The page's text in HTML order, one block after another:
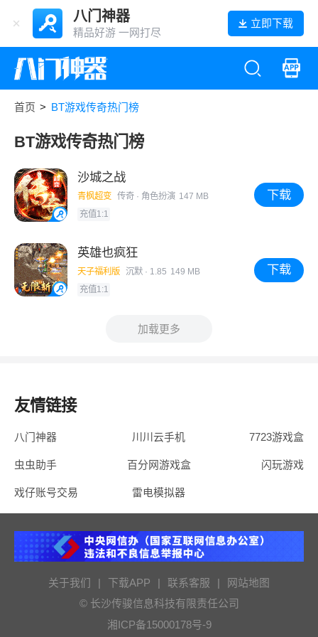
八门神器
精品好游 一网打尽
立即下载
首页 > BT游戏传奇热门榜
BT游戏传奇热门榜
沙城之战
青枫超变 传奇· 角色扮演 147 MB
充值1:1
下载
英雄也疯狂
天子福利版 沉默· 1.85 149 MB
充值1:1
下载
加载更多
友情链接
八门神器 川川云手机 7723游戏盒
虫虫助手 百分网游戏盒 闪玩游戏
戏仔账号交易 雷电模拟器
关于我们 | 下载APP | 联系客服 |
网站地图
© 长沙传骏信息科技有限责任公司
湘ICP备15000178号-9